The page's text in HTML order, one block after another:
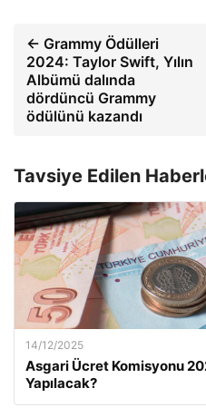
← Grammy Ödülleri
2024: Taylor Swift, Yılın
Albümü dalında
dördüncü Grammy
ödülünü kazandı
Tavsiye Edilen
14/12/2025
Asgari Ücret Komisyonu
Yapılacak?